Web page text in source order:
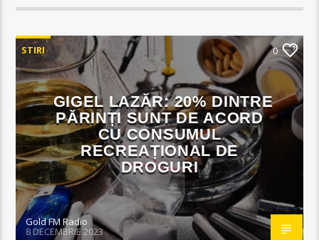
STIRI 0
GIGEL LAZĂR: 20% DINTRE
PĂRINȚI SUNT DE ACORD
CU CONSUMUL
RECREAȚIONAL DE
DROGURI
Gold FM Radio
8 DECEMBRIE 2023